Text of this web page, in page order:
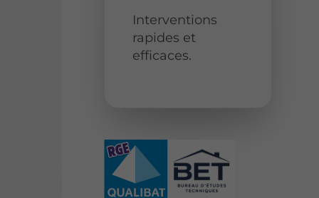
Interventions
rapides et
efficaces.